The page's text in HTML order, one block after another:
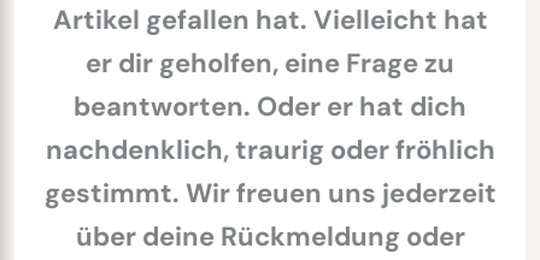
Artikel gefallen hat. Vielleicht hat
er dir geholfen, eine Frage zu
beantworten. Oder er hat dich
nachdenklich, traurig oder fröhlich
gestimmt. Wir freuen uns jederzeit
über deine Rückmeldung oder